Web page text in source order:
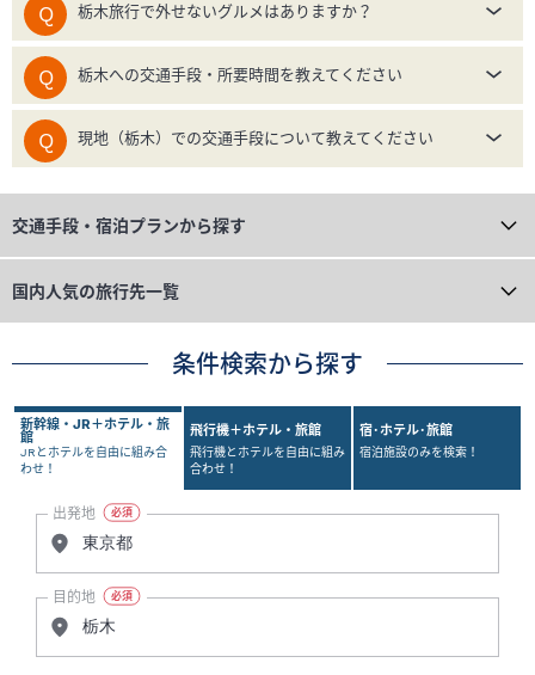
栃木旅行で外せないグルメはありますか？
栃木への交通手段・所要時間を教えてください
現地（栃木）での交通手段について教えてください
交通手段・宿泊プランから探す
国内人気の旅行先一覧
条件検索から探す
新幹線・JR＋ホテル・旅
館
JRとホテルを自由に組み合
わせ！
飛行機＋ホテル・旅館
飛行機とホテルを自由に組み
合わせ！
宿･ホテル･旅館
宿泊施設のみを検索！
出発地
目的地